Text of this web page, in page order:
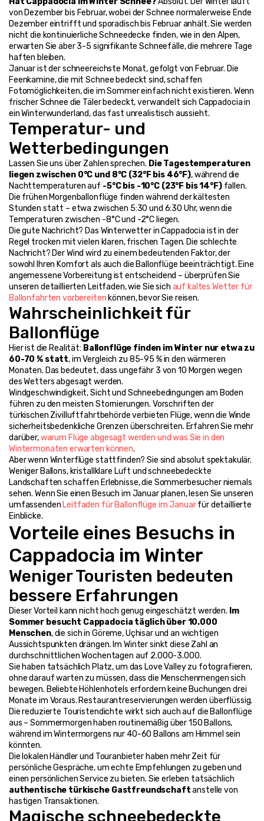
von Dezember bis Februar, wobei der Schnee normalerweise Ende
Dezember eintrifft und sporadisch bis Februar anhält. Sie werden
nicht die kontinuierliche Schneedecke finden, wie in den Alpen,
erwarten Sie aber 3-5 signifikante Schneefälle, die mehrere Tage
haften bleiben.
Januar ist der schneereichste Monat, gefolgt von Februar. Die
Feenkamine, die mit Schnee bedeckt sind, schaffen
Fotomöglichkeiten, die im Sommer einfach nicht existieren. Wenn
frischer Schnee die Täler bedeckt, verwandelt sich Cappadocia in
ein Winterwunderland, das fast unrealistisch aussieht.
Temperatur- und
Wetterbedingungen
Lassen Sie uns über Zahlen sprechen. Die Tagestemperaturen
liegen zwischen 0°C und 8°C (32°F bis 46°F), während die
Nachttemperaturen auf -5°C bis -10°C (23°F bis 14°F) fallen.
Die frühen Morgenballonflüge finden während der kältesten
Stunden statt – etwa zwischen 5:30 und 6:30 Uhr, wenn die
Temperaturen zwischen -8°C und -2°C liegen.
Die gute Nachricht? Das Winterwetter in Cappadocia ist in der
Regel trocken mit vielen klaren, frischen Tagen. Die schlechte
Nachricht? Der Wind wird zu einem bedeutenden Faktor, der
sowohl Ihren Komfort als auch die Ballonflüge beeinträchtigt. Eine
angemessene Vorbereitung ist entscheidend – überprüfen Sie
unseren detaillierten Leitfaden, wie Sie sich auf kaltes Wetter für
Ballonfahrten vorbereiten können, bevor Sie reisen.
Wahrscheinlichkeit für
Ballonflüge
Hier ist die Realität: Ballonflüge finden im Winter nur etwa zu
60-70 % statt, im Vergleich zu 85-95 % in den wärmeren
Monaten. Das bedeutet, dass ungefähr 3 von 10 Morgen wegen
des Wetters abgesagt werden.
Windgeschwindigkeit, Sicht und Schneebedingungen am Boden
führen zu den meisten Stornierungen. Vorschriften der
türkischen Zivilluftfahrtbehörde verbieten Flüge, wenn die Winde
sicherheitsbedenkliche Grenzen überschreiten. Erfahren Sie mehr
darüber, warum Flüge abgesagt werden und was Sie in den
Wintermonaten erwarten können.
Aber wenn Winterflüge stattfinden? Sie sind absolut spektakulär.
Weniger Ballons, kristallklare Luft und schneebedeckte
Landschaften schaffen Erlebnisse, die Sommerbesucher niemals
sehen. Wenn Sie einen Besuch im Januar planen, lesen Sie unseren
umfassenden Leitfaden für Ballonflüge im Januar für detaillierte
Einblicke.
Vorteile eines Besuchs in
Cappadocia im Winter
Weniger Touristen bedeuten
bessere Erfahrungen
Dieser Vorteil kann nicht hoch genug eingeschätzt werden. Im
Sommer besucht Cappadocia täglich über 10.000
Menschen, die sich in Göreme, Uçhisar und an wichtigen
Aussichtspunkten drängen. Im Winter sinkt diese Zahl an
durchschnittlichen Wochentagen auf 2.000-3.000.
Sie haben tatsächlich Platz, um das Love Valley zu fotografieren,
ohne darauf warten zu müssen, dass die Menschenmengen sich
bewegen. Beliebte Höhlenhotels erfordern keine Buchungen drei
Monate im Voraus. Restaurantreservierungen werden überflüssig.
Die reduzierte Touristendichte wirkt sich auch auf die Ballonflüge
aus – Sommermorgen haben routinemäßig über 150 Ballons,
während im Wintermorgens nur 40-60 Ballons am Himmel sein
könnten.
Die lokalen Händler und Touranbieter haben mehr Zeit für
persönliche Gespräche, um echte Empfehlungen zu geben und
authentische türkische Gastfreundschaft anstelle von
hastigen Transaktionen.
Magische schneebedeckte